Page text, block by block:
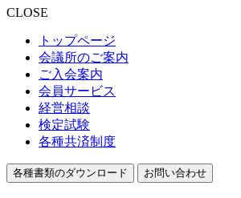
CLOSE
トップページ
会議所のご案内
ご入会案内
会員サービス
経営相談
検定試験
各種共済制度
各種書類のダウンロード お問い合わせ